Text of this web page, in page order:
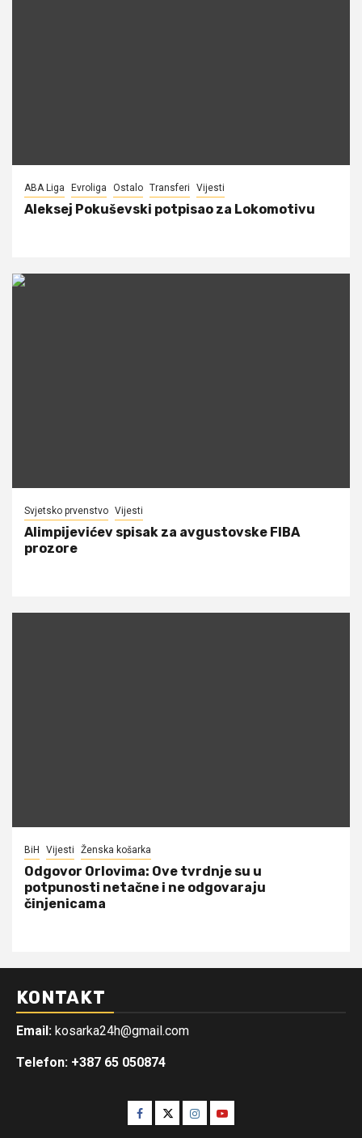
ABA Liga Evroliga Ostalo Transferi Vijesti
Aleksej Pokuševski potpisao za Lokomotivu
Svjetsko prvenstvo Vijesti
Alimpijevićev spisak za avgustovske FIBA
prozore
BiH Vijesti Ženska košarka
Odgovor Orlovima: ​Ove tvrdnje su u
potpunosti netačne i ne odgovaraju
činjenicama
KONTAKT
Email: kosarka24h@gmail.com
Telefon: +387 65 050874
Facebook
TwitterInstagram
Youtube